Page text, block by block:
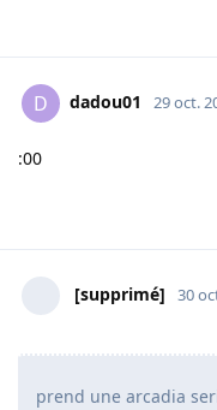
D dadou01 29 oct.
:00
[supprimé] 30
prend une arcadia